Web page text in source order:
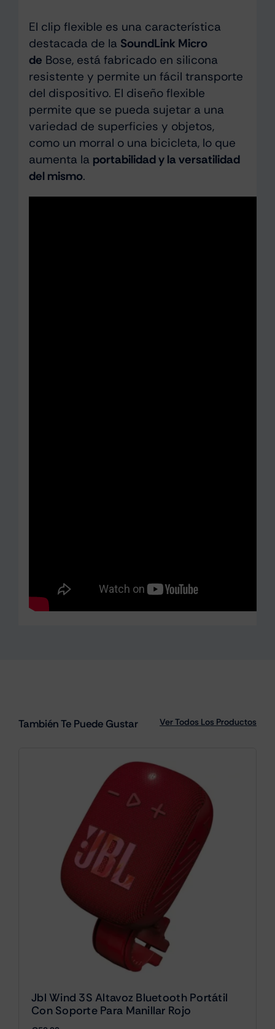
El clip flexible es una característica
destacada de la SoundLink Micro
de Bose, está fabricado en silicona
resistente y permite un fácil transporte
del dispositivo. El diseño flexible
permite que se pueda sujetar a una
variedad de superficies y objetos,
como un morral o una bicicleta, lo que
aumenta la portabilidad y la versatilidad
del mismo.
También Te Puede Gustar Ver Todos Los Productos
Jbl Wind 3S Altavoz Bluetooth Portátil
Con Soporte Para Manillar Rojo